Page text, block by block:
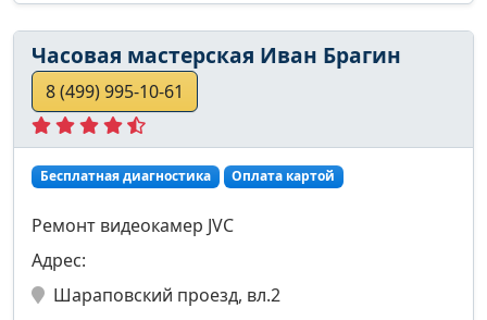
Часовая мастерская Иван Брагин
8 (499) 995-10-61
Бесплатная диагностика Оплата картой
Ремонт видеокамер JVC
Адрес:
Шараповский проезд, вл.2